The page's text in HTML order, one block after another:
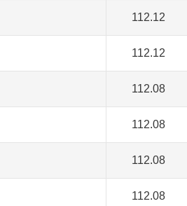
112.12
112.12
112.08
112.08
112.08
112.08